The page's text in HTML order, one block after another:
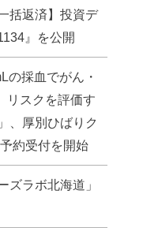
括返済】投資デ
』を公開
の採血でがん・
リスクを評価す
、厚別ひばりク
約受付を開始
ズラボ北海道」